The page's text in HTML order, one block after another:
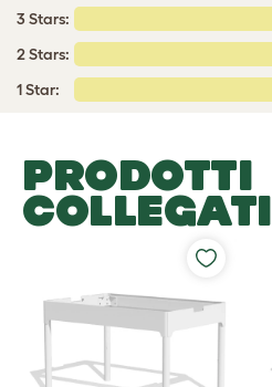
3 Stars:
2 Stars:
1 Star:
PRODOTTI
COLLEGATI